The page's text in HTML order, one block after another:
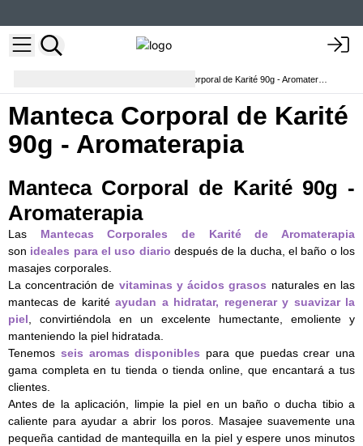
Manteca Corporal de Karité
90g - Aromaterapia
Manteca Corporal de Karité 90g -
Aromaterapia
Las Mantecas Corporales de Karité de Aromaterapia
son ideales para el uso diario después de la ducha, el baño o los
masajes corporales.
La concentración de vitaminas y ácidos grasos naturales en las
mantecas de karitéayudan a hidratar, regenerar y suavizar la
piel, convirtiéndola en un excelente humectante, emoliente y
manteniendo la piel hidratada.
Tenemos seis aromas disponibles para que puedas crear una
gama completa en tu tienda o tienda online, que encantará a tus
clientes.
Antes de la aplicación, limpie la piel en un baño o ducha tibio a
caliente para ayudar a abrir los poros. Masajee suavemente una
pequeña cantidad de mantequilla en la piel y espere unos minutos